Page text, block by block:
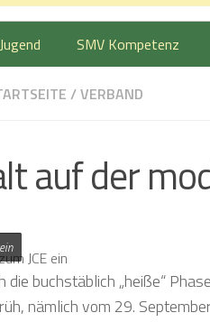
SMV Kompetenz
/VERBAND
auf der
buchstäblich „heiße“
nämlich vom 29.